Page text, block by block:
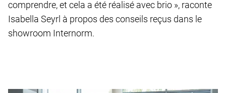
comprendre, et cela a été réalisé avec brio », raconte
Isabella Seyrl à propos des conseils reçus dans le
showroom Internorm.